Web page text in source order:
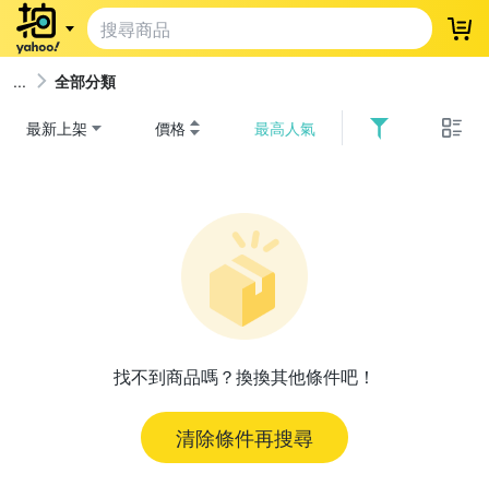
登
全部分類
最新上架 價格 最高人氣
找不到商品嗎？換換其他條件吧！
清除條件再搜尋